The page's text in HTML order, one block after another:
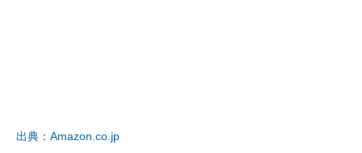
出典：Amazon.co.jp